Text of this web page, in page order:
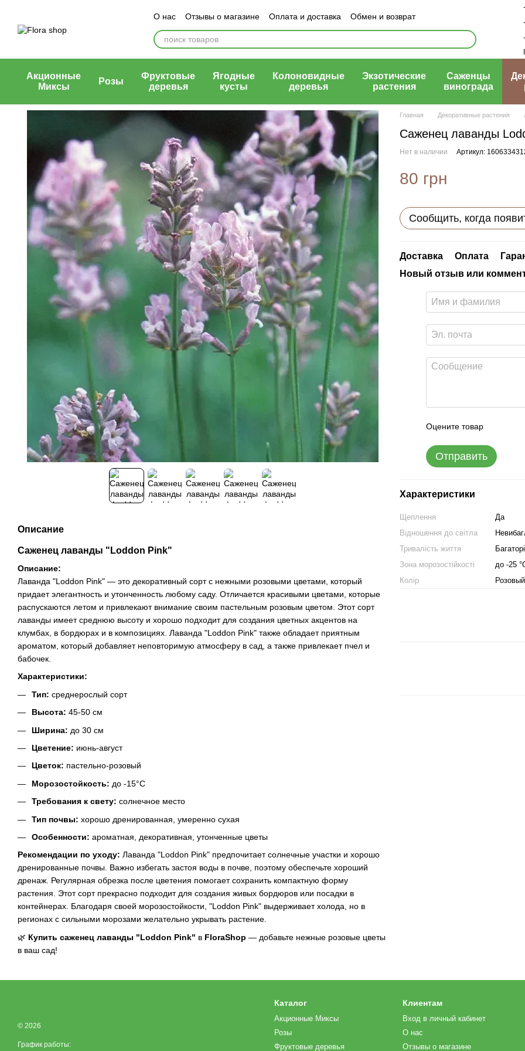
О нас Отзывы о магазине Оплата и доставка
Обмен и возврат
Блог магазина
Публичный договор (оферта)
Акционные
Миксы
Розы
Фруктовые
деревья
Ягодные
кусты
Колоновидные
деревья
Экзотические
растения
Саженцы
винограда
Описание
Саженец лаванды "Loddon Pink"
Описание:
Лаванда "Loddon Pink" — это декоративный сорт с нежными розовыми цветами, который
придает элегантность и утонченность любому саду. Отличается красивыми цветами, которые
распускаются летом и привлекают внимание своим пастельным розовым цветом. Этот сорт
лаванды имеет среднюю высоту и хорошо подходит для создания цветных акцентов на
клумбах, в бордюрах и в композициях. Лаванда "Loddon Pink" также обладает приятным
ароматом, который добавляет неповторимую атмосферу в сад, а также привлекает пчел и
бабочек.
Характеристики:
Тип: среднерослый сорт
Высота: 45-50 см
Ширина: до 30 см
Цветение: июнь-август
Цветок: пастельно-розовый
Морозостойкость: до -15°C
Требования к свету: солнечное место
Тип почвы: хорошо дренированная, умеренно сухая
Особенности: ароматная, декоративная, утонченные цветы
Рекомендации по уходу: Лаванда "Loddon Pink" предпочитает солнечные участки и хорошо
дренированные почвы. Важно избегать застоя воды в почве, поэтому обеспечьте хороший
дренаж. Регулярная обрезка после цветения помогает сохранить компактную форму
растения. Этот сорт прекрасно подходит для создания живых бордюров или посадки в
контейнерах. Благодаря своей морозостойкости, "Loddon Pink" выдерживает холода, но в
регионах с сильными морозами желательно укрывать растение.
🌿 Купить саженец лаванды "Loddon Pink" в FloraShop — добавьте нежные розовые цветы
в ваш сад!
Главная Декоративные растения
Саженец лаванды
Нет в наличии Артикул:
80 грн
Сообщить, когда
Доставка Оплата
Новый отзыв или
Оцените товар
Отправить
Характеристики
Щеплення
Да
Відношення до світла
Тривалість життя
Зона морозостійкості
до -25
Колір
Розовый
© 2026
График работы:
Каталог
Акционные Миксы
Розы
Фруктовые деревья
Клиентам
Вход в личный кабинет
О нас
Отзывы о магазине